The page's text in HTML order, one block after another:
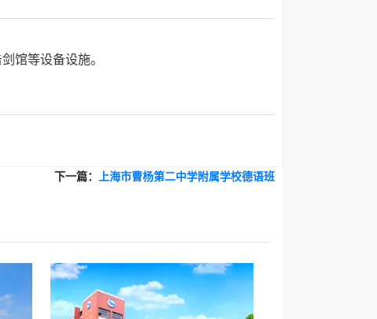
馆等设备设施。
下一篇： 上海市曹杨第二中学附属学校德语班